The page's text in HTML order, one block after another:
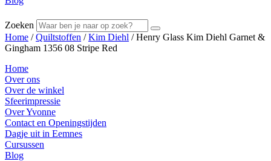
Zoeken
Home /Quiltstoffen /Kim Diehl / Henry Glass Kim Diehl Garnet &
Gingham 1356 08 Stripe Red
Home
Over ons
Over de winkel
Sfeerimpressie
Over Yvonne
Contact en Openingstijden
Dagje uit in Eemnes
Cursussen
Blog